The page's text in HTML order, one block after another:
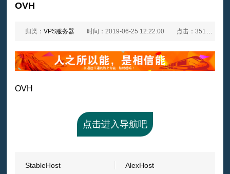
OVH
归类：VPS服务器 时间：2019-06-25 12:22:00 点击：3518次
OVH
点击进入导航吧
StableHost
AlexHost